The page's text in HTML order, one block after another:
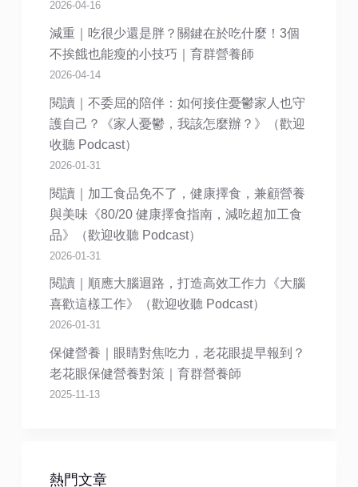
2026-04-16
減重｜吃很少還是胖？關鍵在於吃什麼！3個
不挨餓也能瘦的小技巧｜育群營養師
2026-04-14
閱讀｜不委屈的陪伴：如何接住憂鬱家人也守
護自己？《家人憂鬱，我該怎麼辦？》（歡迎
收聽 Podcast）
2026-01-31
閱讀｜加工食品免不了，健康擇食，兼顧營養
與美味《80/20 健康擇食指南，減吃超加工食
品》（歡迎收聽 Podcast）
2026-01-31
閱讀｜順應大腦迴路，打造高效工作力《大腦
喜歡這樣工作》（歡迎收聽 Podcast）
2026-01-31
保健營養｜眼睛對焦吃力，老花眼提早報到？
老花眼保健營養對策｜育群營養師
2025-11-13
熱門文章